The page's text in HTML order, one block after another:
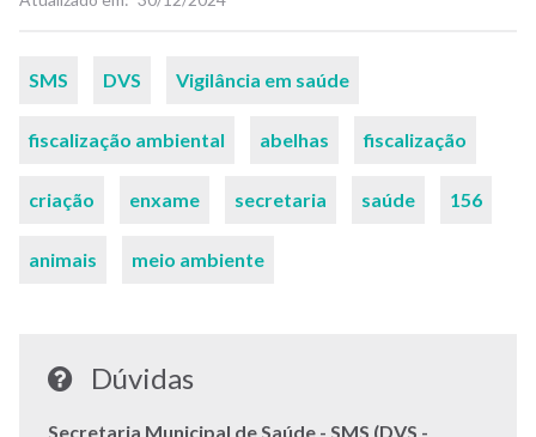
Palavras-
SMS DVS Vigilância em saúde
fiscalização ambiental abelhas fiscalização
criação enxame secretaria saúde 156
animais meio ambiente
Dúvidas
Secretaria Municipal de Saúde - SMS (DVS -